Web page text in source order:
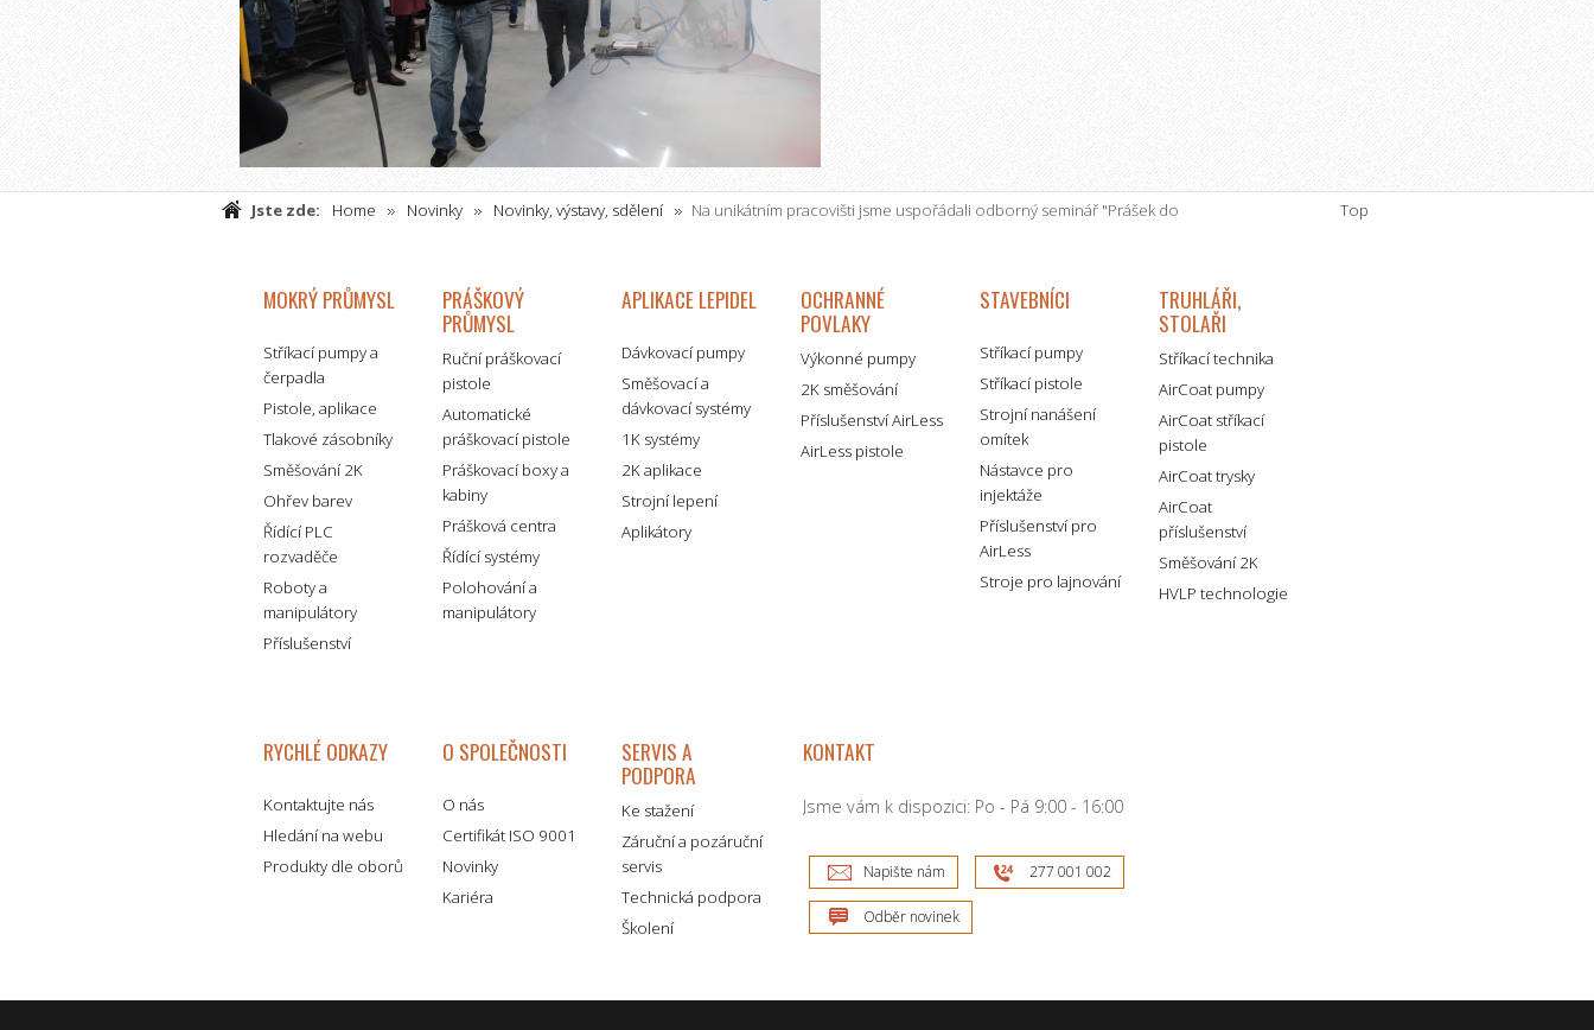
Jste zde: Home Novinky Novinky, výstavy, sdělení
Na unikátním pracovišti jsme uspořádali odborný seminář "Prášek do
Top
MOKRÝ PRŮMYSL
Stříkací pumpy a
čerpadla
Pistole, aplikace
Tlakové zásobníky
Směšování 2K
Ohřev barev
Řídící PLC
rozvaděče
Roboty a
manipulátory
Příslušenství
PRÁŠKOVÝ
PRŮMYSL
Ruční práškovací
pistole
Automatické
práškovací pistole
Práškovací boxy a
kabiny
Prášková centra
Řídící systémy
Polohování a
manipulátory
APLIKACE LEPIDEL
Dávkovací pumpy
Směšovací a
dávkovací systémy
1K systémy
2K aplikace
Strojní lepení
Aplikátory
OCHRANNÉ
POVLAKY
Výkonné pumpy
2K směšování
Příslušenství AirLess
AirLess pistole
STAVEBNÍCI
Stříkací pumpy
Stříkací pistole
Strojní nanášení
omítek
Nástavce pro
injektáže
Příslušenství pro
AirLess
Stroje pro lajnování
TRUHLÁŘI,
STOLAŘI
Stříkací technika
AirCoat pumpy
AirCoat stříkací
pistole
AirCoat trysky
AirCoat
příslušenství
Směšování 2K
HVLP technologie
RYCHLÉ ODKAZY
Kontaktujte nás
Hledání na webu
Produkty dle oborů
O SPOLEČNOSTI
O nás
Certifikát ISO 9001
Novinky
Kariéra
SERVIS A
PODPORA
Ke stažení
Záruční a pozáruční
servis
Technická podpora
Školení
KONTAKT
Jsme vám k dispozici: Po - Pá 9:00 - 16:00
Napište nám 277 001 002
Odběr novinek